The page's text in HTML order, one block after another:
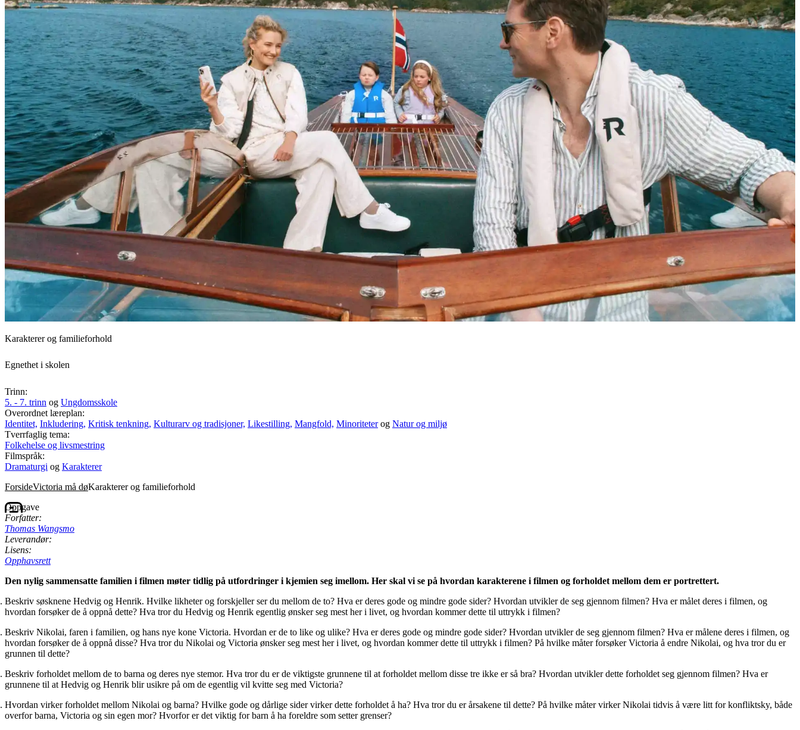
Karakterer og familieforhold
Egnethet i skolen
Trinn:
5. - 7. trinn og Ungdomsskole
Overordnet læreplan:
Identitet, Inkludering, Kritisk tenkning, Kulturarv og tradisjoner, Likestilling, Mangfold, Minoriteterog Natur og miljø
Tverrfaglig tema:
Folkehelse og livsmestring
Filmspråk:
Dramaturgi og Karakterer
ForsideVictoria må døKarakterer og familieforhold
Oppgave
Forfatter:
Thomas Wangsmo
Leverandør:
Lisens:
Opphavsrett
Den nylig sammensatte familien i filmen møter tidlig på utfordringer i kjemien seg imellom. Her skal vi se på hvordan karakterene i filmen og forholdet mellom dem er portrettert.
Beskriv søsknene Hedvig og Henrik. Hvilke likheter og forskjeller ser du mellom de to? Hva er deres gode og mindre gode sider? Hvordan utvikler de seg gjennom filmen? Hva er målet deres i filmen, og
hvordan forsøker de å oppnå dette? Hva tror du Hedvig og Henrik egentlig ønsker seg mest her i livet, og hvordan kommer dette til uttrykk i filmen?
Beskriv Nikolai, faren i familien, og hans nye kone Victoria. Hvordan er de to like og ulike? Hva er deres gode og mindre gode sider? Hvordan utvikler de seg gjennom filmen? Hva er målene deres i filmen, og
hvordan forsøker de å oppnå disse? Hva tror du Nikolai og Victoria ønsker seg mest her i livet, og hvordan kommer dette til uttrykk i filmen? På hvilke måter forsøker Victoria å endre Nikolai, og hva tror du er
grunnen til dette?
Beskriv forholdet mellom de to barna og deres nye stemor. Hva tror du er de viktigste grunnene til at forholdet mellom disse tre ikke er så bra? Hvordan utvikler dette forholdet seg gjennom filmen? Hva er
grunnene til at Hedvig og Henrik blir usikre på om de egentlig vil kvitte seg med Victoria?
Hvordan virker forholdet mellom Nikolai og barna? Hvilke gode og dårlige sider virker dette forholdet å ha? Hva tror du er årsakene til dette? På hvilke måter virker Nikolai tidvis å være litt for konfliktsky, både
overfor barna, Victoria og sin egen mor? Hvorfor er det viktig for barn å ha foreldre som setter grenser?